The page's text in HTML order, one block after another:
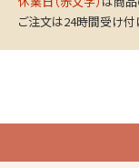
ご注文は24時間受け付